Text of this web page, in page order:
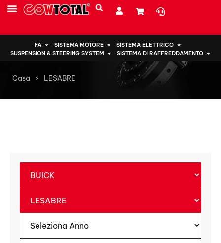
FA SISTEMA MOTORE
SISTEMA ELETTRICO
SUSPENSION & STEERING SYSTEM
SISTEMA DI RAFFREDDAMENTO
Casa > LESABRE